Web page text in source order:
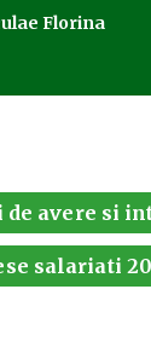
Florina
avere si
salariati